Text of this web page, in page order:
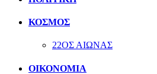
ΚΟΣΜΟΣ
22ΟΣ ΑΙΩΝΑΣ
ΟΙΚΟΝΟΜΙΑ